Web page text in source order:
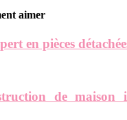
aimer
en pièces
de maison